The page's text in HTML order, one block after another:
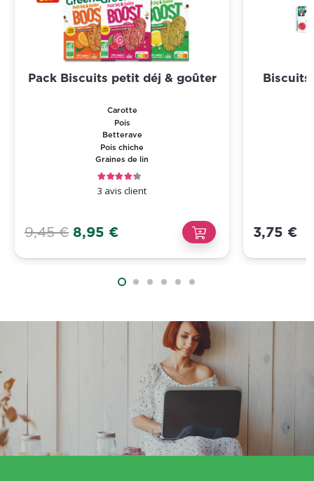
Pack Biscuits petit déj & goûter
Carotte
Pois
Betterave
Pois chiche
Graines de lin
Note 4.33 sur 5
3 avis client
9,45€ Le
prix
initial
9,45 €.
8,95 €Le
actuel
est :
8,95 €.
3,75 €